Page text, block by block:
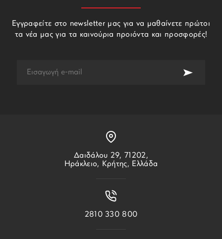
Δαιδάλου 29, 71202,
Ηράκλειο, Κρήτης, Ελλάδα
2810 330 800
Εγγραφείτε στο newsletter μας για να μαθαίνετε πρώτοι
τα νέα μας για τα καινούρια προιόντα και προσφορές!